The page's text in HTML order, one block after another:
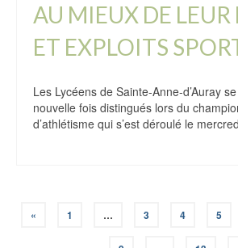
AU MIEUX DE LEUR
ET EXPLOITS
Les Lycéens de Sainte-Anne-d’Auray
nouvelle fois distingués lors du
d’athlétisme qui s’est déroulé le
« 1 … 3 4 5